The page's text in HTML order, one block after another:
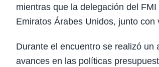
mientras que la delegación del
Emiratos Árabes Unidos, junto
Durante el encuentro se realizó
avances en las políticas